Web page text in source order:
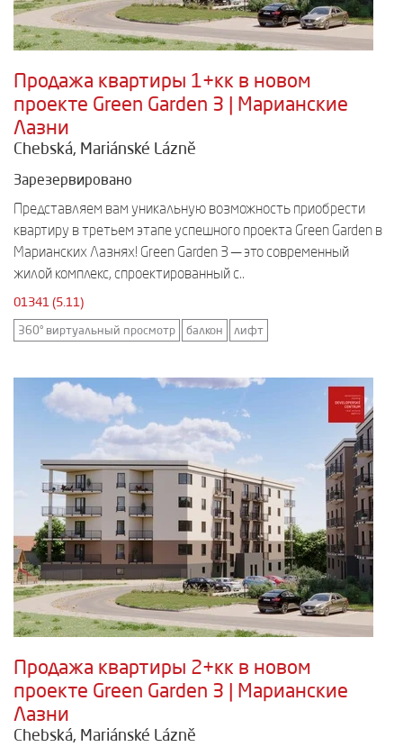
Продажа квартиры 1+кк в новом
проекте Green Garden 3 | Марианские
Лазни
Chebská, Mariánské Lázně
Зарезервировано
Представляем вам уникальную возможность приобрести
квартиру в третьем этапе успешного проекта Green Garden в
Марианских Лазнях! Green Garden 3 — это современный
жилой комплекс, спроектированный с..
01341 (5.11)
360° виртуальный просмотр балкон лифт
Продажа квартиры 2+кк в новом
проекте Green Garden 3 | Марианские
Лазни
Chebská, Mariánské Lázně